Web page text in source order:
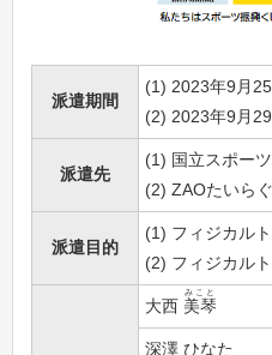
派遣期間
(1) 2023年9月25
(2) 2023年9月
派遣先
(1) 国立スポー
(2) ZAOたいら
派遣目的
(1) フィジカル
(2) フィジカル
大西 美琴
みこと
深澤 ひなた